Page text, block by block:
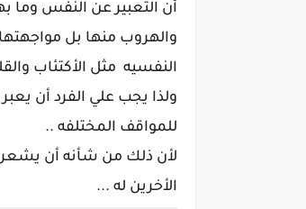
أن التعبير عن النفس وما
والهروب منها بل
النفسيه مثل الأكتئاب
ولذا يجب علي الفرد أن
للمواقف المختلفه ..
لأن ذلك من شأنه أن يشعر
الأخرين له ...